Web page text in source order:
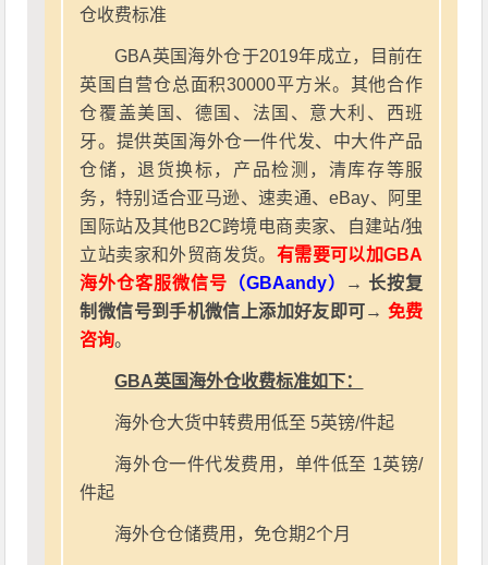
仓收费标准
GBA英国海外仓于2019年成立，目前在
英国自营仓总面积30000平方米。其他合作
仓覆盖美国、德国、法国、意大利、西班
牙。提供英国海外仓一件代发、中大件产品
仓储，退货换标，产品检测，清库存等服
务，特别适合亚马逊、速卖通、eBay、阿里
国际站及其他B2C跨境电商卖家、自建站/独
立站卖家和外贸商发货。 有需要可以加GBA
海外仓客服微信号 （GBAandy）
→ 长按复
制微信号到手机微信上添加好友即可→ 免费
咨询。
GBA英国海外仓收费标准如下：
海外仓大货中转费用低至 5英镑/件起
海外仓一件代发费用，单件低至 1英镑/
件起
海外仓仓储费用，免仓期2个月